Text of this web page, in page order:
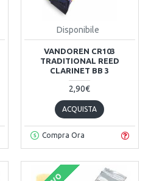
Disponibile
VANDOREN CR103
TRADITIONAL REED
CLARINET BB 3
2,90€
ACQUISTA
Compra Ora